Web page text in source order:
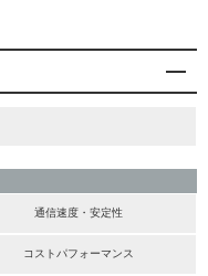
通信速度・安定性
コストパフォーマンス